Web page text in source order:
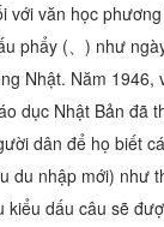
với văn học
phẩy (、) như
Nhật. Năm 1946,
dục Nhật Bản đã
dân để họ biết
du nhập mới) như
kiểu dấu câu sẽ